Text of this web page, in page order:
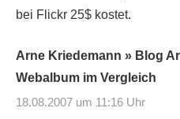
bei Flickr 25$ kostet.
Arne Kriedemann » Blog
Webalbum im Vergleich
18.08.2007 um 11:16 Uhr